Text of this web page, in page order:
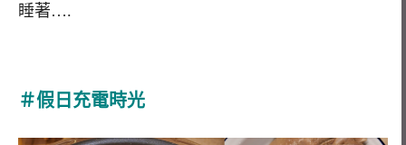
睡著….
＃假日充電時光